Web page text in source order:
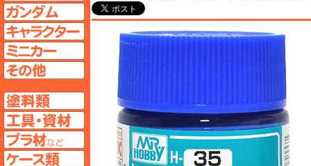
ガンダムページへ
ミニカーページへ
その他ページへ
塗料ページへ
工具ページへ
プラ材ページへ
ケースページへ